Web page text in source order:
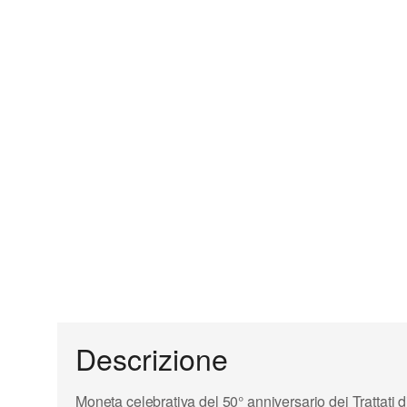
Descrizione
Moneta celebrativa del 50° anniversario dei Trattati